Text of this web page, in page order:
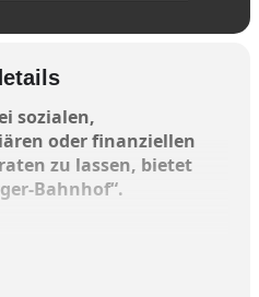
sozialen,
oder finanziellen
zu lassen, bietet
Bahnhof“.
nach